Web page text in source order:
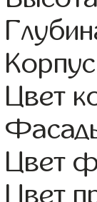
Цвет
Цвет
Цвет